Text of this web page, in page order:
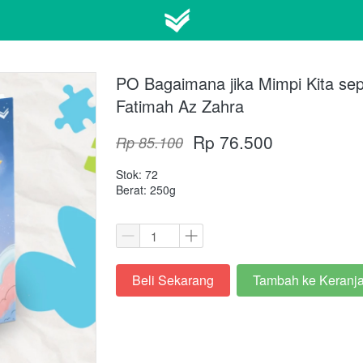
PO Bagaimana jika Mimpi Kita
Fatimah Az Zahra
Rp 85.100 Rp 76.500
Stok: 72
Berat: 250g
`Beli Sekarang `
Tambah ke